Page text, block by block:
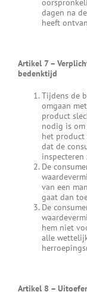
dagen na
heeft
Artikel 7 –
bedenktijd
Tijdens de
omgaan
product
nodig is om
het
dat de
De
van een
gaat dan
De
hem niet
alle
Artikel 8 –